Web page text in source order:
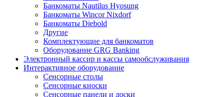
Банкоматы Nautilus Hyosung
Банкоматы Wincor Nixdorf
Банкоматы Diebold
Другие
Комплектующие для банкоматов
Оборудование GRG Banking
Электронный кассир и кассы самообслуживания
Интерактивное оборудование
Сенсорные столы
Сенсорные киоски
Сенсорные панели и доски